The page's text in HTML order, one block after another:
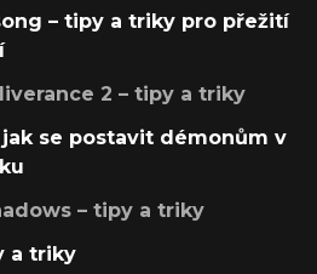
– tipy a triky pro přežití
2 – tipy a triky
se postavit démonům v
– tipy a triky
a triky